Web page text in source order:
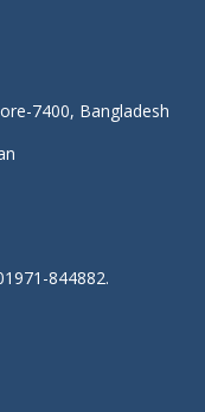
7400, Bangladesh
844882.